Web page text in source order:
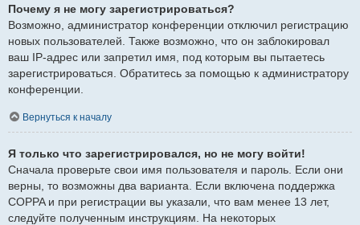
Почему я не могу зарегистрироваться?
Возможно, администратор конференции отключил регистрацию
новых пользователей. Также возможно, что он заблокировал
ваш IP-адрес или запретил имя, под которым вы пытаетесь
зарегистрироваться. Обратитесь за помощью к администратору
конференции.
Вернуться к началу
Я только что зарегистрировался, но не могу войти!
Сначала проверьте свои имя пользователя и пароль. Если они
верны, то возможны два варианта. Если включена поддержка
COPPA и при регистрации вы указали, что вам менее 13 лет,
следуйте полученным инструкциям. На некоторых